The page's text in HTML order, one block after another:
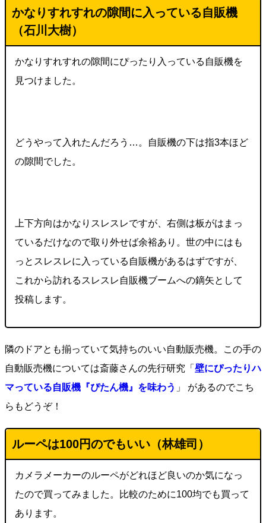
かなりすれすれの隙間に入っている自販機
（石川大樹）
かなりすれすれの隙間にぴったり入っている自販機を
見つけました。
どうやって入れたんだろう…。自販機の下は指3本ほど
の隙間でした。
上下方向はかなりスレスレですが、右側は板がはまっ
ているだけなので取り外せば余裕あり。世の中にはも
っとスレスレに入っている自販機があるはずですが、
これから訪れるスレスレ自販機ブームへの鏑矢として
投稿します。
隣のドアとも揃っていて気持ちのいい自動販売機。この手の
自動販売機については斎藤さんの先行研究「 壁にぴったりハ
マっている自販機『ぴたん機』を味わう 」 があるのでこち
らもどうぞ！
ルーペは100円のでもいい（林雄司）
カメラメーカーのルーペがどれほど良いのか気になっ
たので買ってみました。比較のために100均でも買って
あります。